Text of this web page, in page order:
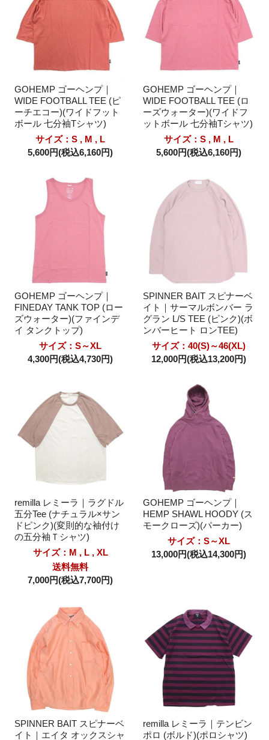
GOHEMP ゴーヘンプ｜
WIDE FOOTBALL TEE (ピ
ーチエコー)(ワイドフット
ボール 七分袖Tシャツ)
サイズ：S , M , L
5,600円(税込6,160円)
GOHEMP ゴーヘンプ｜
WIDE FOOTBALL TEE (ロ
ーズウォーター)(ワイドフ
ットボール 七分袖Tシャツ)
サイズ：S , M , L
5,600円(税込6,160円)
GOHEMP ゴーヘンプ｜
FINEDAY TANK TOP (ロー
ズウォーター)(ファインデ
イ タンクトップ)
サイズ：S～XL
4,300円(税込4,730円)
SPINNER BAIT スピナーベ
イト｜サーマルボンバー ラ
グラン L/S TEE (ピンク)(ボ
ンバーヒート ロンTEE)
サイズ：40(S)～46(XL)
12,000円(税込13,200円)
remilla レミーラ｜ラグドル
五分Tee (ナチュラル×サン
ドピンク)(変則的な袖付け
の五分袖Ｔシャツ)
サイズ：M , L , XL
送料無料
7,000円(税込7,700円)
GOHEMP ゴーヘンプ｜
HEMP SHAWL HOODY (ス
モークローズ)(パーカー)
サイズ：S～XL
13,000円(税込14,300円)
SPINNER BAIT スピナーベ
イト｜エイタ オックスシャ
remilla レミーラ｜テンビン
ポロ (ボルド)(ポロシャツ)